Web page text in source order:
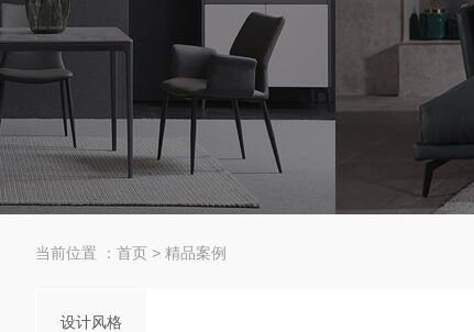
当前位置 ： 首页 > 精品案例
设计风格